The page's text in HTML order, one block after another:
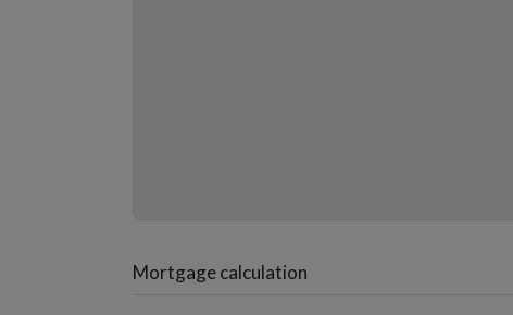
Mortgage calculation